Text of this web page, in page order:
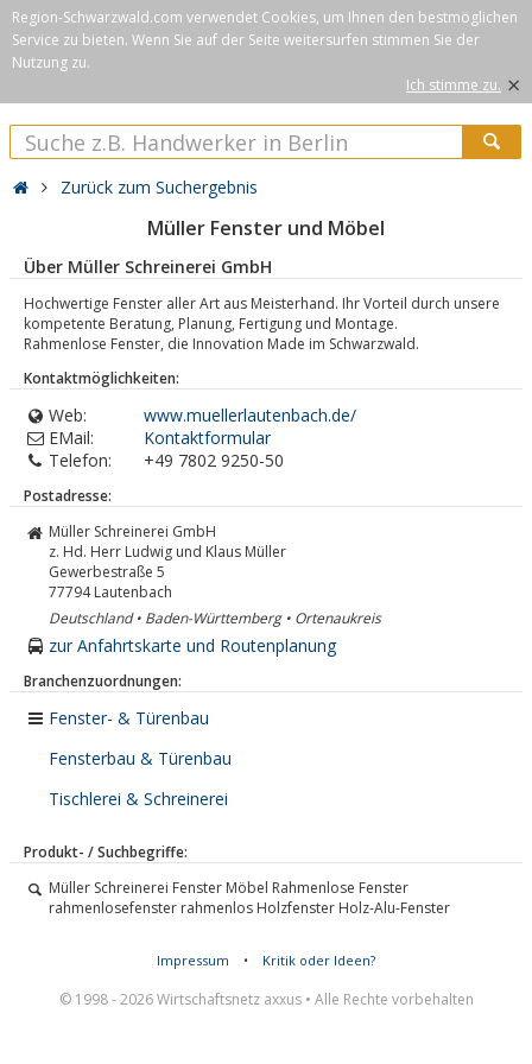
Region-Schwarzwald.com verwendet Cookies, um Ihnen den bestmöglichen
Service zu bieten. Wenn Sie auf der Seite weitersurfen stimmen Sie der
Nutzung zu.
Ich stimme zu. ×
Zurück zum Suchergebnis
Müller Fenster und Möbel
Über Müller Schreinerei GmbH
Hochwertige Fenster aller Art aus Meisterhand. Ihr Vorteil durch unsere
kompetente Beratung, Planung, Fertigung und Montage.
Rahmenlose Fenster, die Innovation Made im Schwarzwald.
Kontaktmöglichkeiten:
Web:
www.muellerlautenbach.de/
EMail:
Kontaktformular
Telefon:
+49 7802 9250-50
Postadresse:
Müller Schreinerei GmbH
z. Hd. Herr Ludwig und Klaus Müller
Gewerbestraße 5
77794 Lautenbach
Deutschland • Baden-Württemberg • Ortenaukreis
zur Anfahrtskarte und Routenplanung
Branchenzuordnungen:
Fenster- & Türenbau
Fensterbau & Türenbau
Tischlerei & Schreinerei
Produkt- / Suchbegriffe:
Müller Schreinerei Fenster Möbel Rahmenlose Fenster
rahmenlosefenster rahmenlos Holzfenster Holz-Alu-Fenster
Impressum • Kritik oder Ideen?
© 1998 - 2026 Wirtschaftsnetz axxus • Alle Rechte vorbehalten